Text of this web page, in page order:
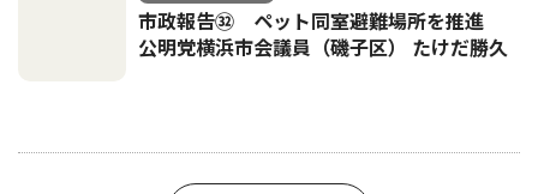
市政報告㉜ ペット同室避難場所を推進
公明党横浜市会議員（磯子区） たけだ勝久